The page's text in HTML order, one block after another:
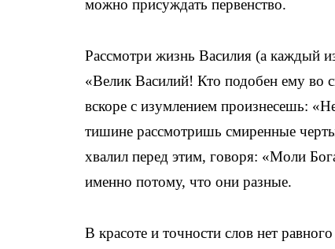
можно присуждать первенство.
Рассмотри жизнь Василия (а каждый
«Велик Василий! Кто подобен ему во
вскоре с изумлением произнесешь:
тишине рассмотришь смиренные
хвалил перед этим, говоря: «Моли
именно потому, что они разные.
В красоте и точности слов нет